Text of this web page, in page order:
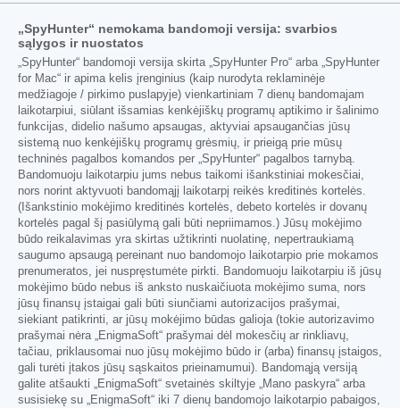
„SpyHunter“ nemokama bandomoji versija: svarbios
sąlygos ir nuostatos
„SpyHunter“ bandomoji versija skirta „SpyHunter Pro“ arba „SpyHunter
for Mac“ ir apima kelis įrenginius (kaip nurodyta reklaminėje
medžiagoje / pirkimo puslapyje) vienkartiniam 7 dienų bandomajam
laikotarpiui, siūlant išsamias kenkėjiškų programų aptikimo ir šalinimo
funkcijas, didelio našumo apsaugas, aktyviai apsaugančias jūsų
sistemą nuo kenkėjiškų programų grėsmių, ir prieigą prie mūsų
techninės pagalbos komandos per „SpyHunter“ pagalbos tarnybą.
Bandomuoju laikotarpiu jums nebus taikomi išankstiniai mokesčiai,
nors norint aktyvuoti bandomąjį laikotarpį reikės kreditinės kortelės.
(Išankstinio mokėjimo kreditinės kortelės, debeto kortelės ir dovanų
kortelės pagal šį pasiūlymą gali būti nepriimamos.) Jūsų mokėjimo
būdo reikalavimas yra skirtas užtikrinti nuolatinę, nepertraukiamą
saugumo apsaugą pereinant nuo bandomojo laikotarpio prie mokamos
prenumeratos, jei nuspręstumėte pirkti. Bandomuoju laikotarpiu iš jūsų
mokėjimo būdo nebus iš anksto nuskaičiuota mokėjimo suma, nors
jūsų finansų įstaigai gali būti siunčiami autorizacijos prašymai,
siekiant patikrinti, ar jūsų mokėjimo būdas galioja (tokie autorizavimo
prašymai nėra „EnigmaSoft“ prašymai dėl mokesčių ar rinkliavų,
tačiau, priklausomai nuo jūsų mokėjimo būdo ir (arba) finansų įstaigos,
gali turėti įtakos jūsų sąskaitos prieinamumui). Bandomąją versiją
galite atšaukti „EnigmaSoft“ svetainės skiltyje „Mano paskyra“ arba
susisiekę su „EnigmaSoft“ iki 7 dienų bandomojo laikotarpio pabaigos,